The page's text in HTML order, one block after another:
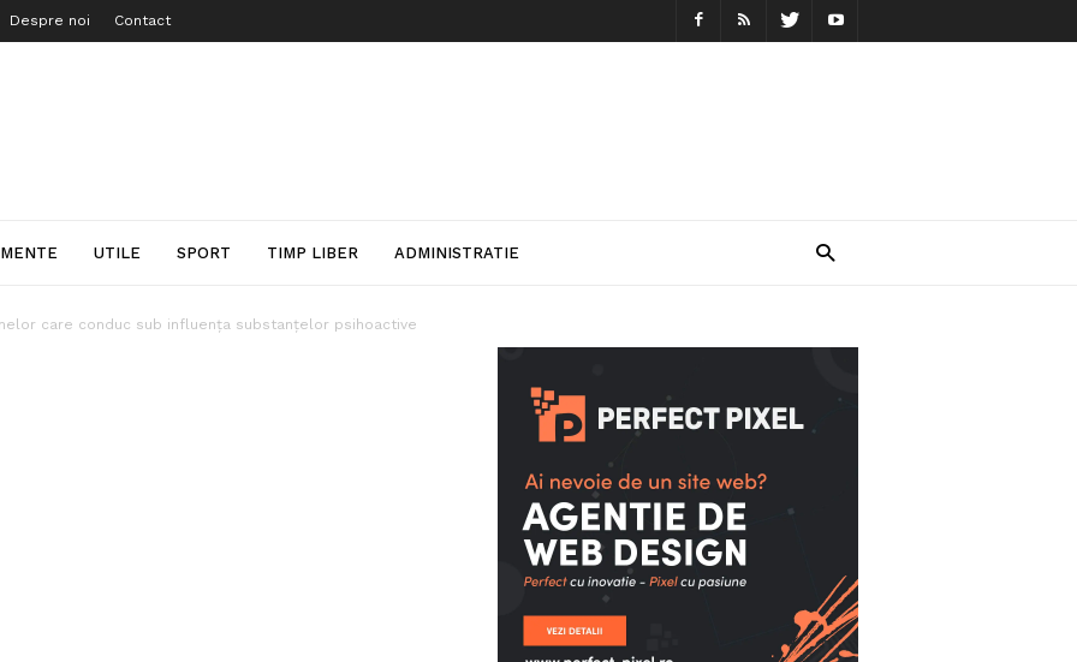
Despre noi Contact
UTILE SPORT TIMP LIBER ADMINISTRATIE
care conduc sub influența substanțelor psihoactive